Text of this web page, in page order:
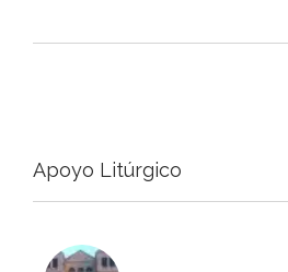
Apoyo Litúrgico